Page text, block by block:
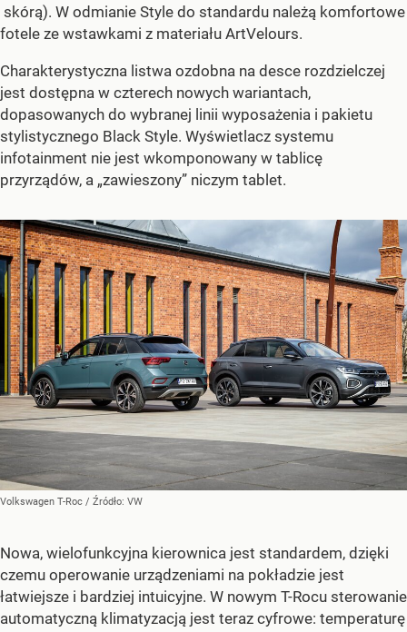
skórą). W odmianie Style do standardu należą komfortowe
fotele ze wstawkami z materiału ArtVelours.
Charakterystyczna listwa ozdobna na desce rozdzielczej
jest dostępna w czterech nowych wariantach,
dopasowanych do wybranej linii wyposażenia i pakietu
stylistycznego Black Style. Wyświetlacz systemu
infotainment nie jest wkomponowany w tablicę
przyrządów, a „zawieszony” niczym tablet.
Volkswagen T-Roc / Źródło: VW
Nowa, wielofunkcyjna kierownica jest standardem, dzięki
czemu operowanie urządzeniami na pokładzie jest
łatwiejsze i bardziej intuicyjne. W nowym T-Rocu sterowanie
automatyczną klimatyzacją jest teraz cyfrowe: temperaturę